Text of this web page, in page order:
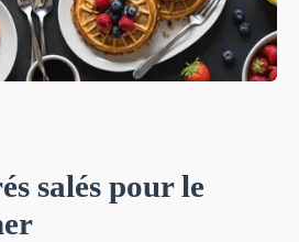
salés pour le